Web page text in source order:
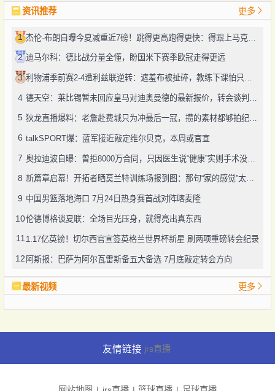
资讯推荐 更多
1 杰伦·布朗自曝今夏减重近7磅！跳得更高跑得更快：得跟上马克西、勒布朗的节奏
2 迪马尔科：德比战分量全懂，盼国米下赛季欧冠走得更远
3 利物浦季前赛2-4遭利兹联逆转：遮羞布被扯碎，教练下课怕只是开始
4 德天空：莱比锡暂未回应皇马对迪奥曼德的最新报价，转会谈判仍在推进
5 狄龙直播爆料：老詹赴费城只为冲最后一冠，攒的素材都够拍纪录片了
6 talkSPORT爆：蓝军接近敲定维尔贝克，本周或官宣
7 奥拉迪波自曝：曾拒8000万合同，只因医生说“健康”实则手术没做好
8 新篇章启幕！开拓者晒莫兰特训练场报到图：那句“家的感觉”太戳人
9 中国男篮落地海口 7月24日热身赛首战对阵喀麦隆
10伦德博格谈夏联：全场目光压身，就得亮出真东西
11 1.17亿英镑！切尔西官宣签英格兰世界杯新星 刷两项重磅转会纪录
12 阿斯报：巴萨为阿尔瓦雷斯备五大备选 7月底敲定转会方向
最新视频 更多
友情链接 jrs直播